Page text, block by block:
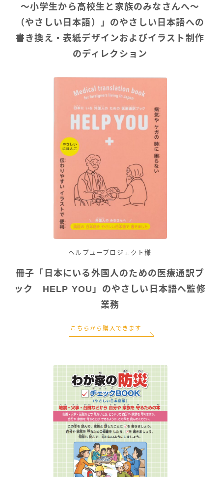
～小学生から高校生と家族のみなさんへ～
（やさしい日本語）」のやさしい日本語への
書き換え・表紙デザインおよびイラスト制作
のディレクション
ヘルプユープロジェクト様
冊子「 日本にいる外国人のための 医療通訳ブ
ック HELP YOU 」のやさしい日本語へ監修
業務
こちらから購入できます